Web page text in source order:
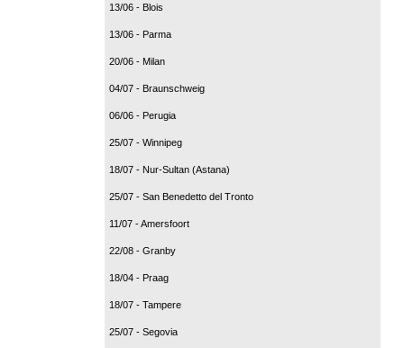
13/06 - Blois
13/06 - Parma
20/06 - Milan
04/07 - Braunschweig
06/06 - Perugia
25/07 - Winnipeg
18/07 - Nur-Sultan (Astana)
25/07 - San Benedetto del Tronto
11/07 - Amersfoort
22/08 - Granby
18/04 - Praag
18/07 - Tampere
25/07 - Segovia